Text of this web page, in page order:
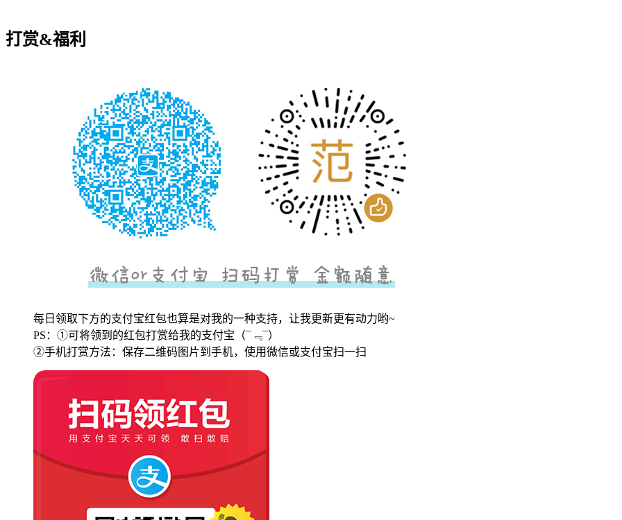
打赏&福利
每日领取下方的支付宝红包也算是对我的一种支持，让我更新更有动力哟~
PS：①可将领到的红包打赏给我的支付宝 （¯﹃¯）
②手机打赏方法：保存二维码图片到手机，使用微信或支付宝扫一扫